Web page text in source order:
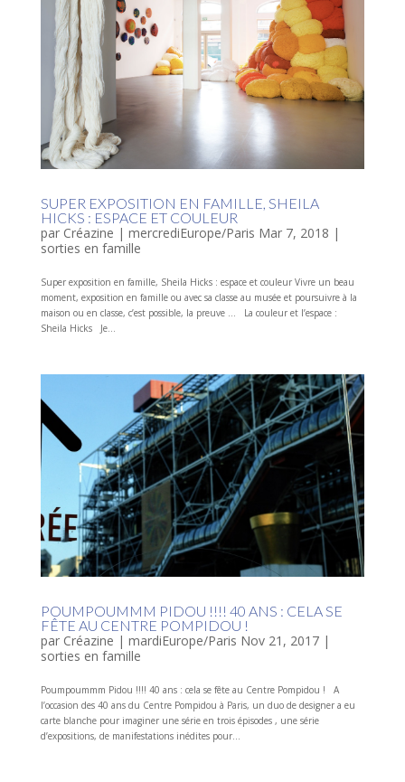
SUPER EXPOSITION EN FAMILLE, SHEILA
HICKS : ESPACE ET COULEUR
par Créazine | mercrediEurope/Paris Mar 7, 2018 |
sorties en famille
Super exposition en famille, Sheila Hicks : espace et couleur Vivre un beau
moment, exposition en famille ou avec sa classe au musée et poursuivre à la
maison ou en classe, c’est possible, la preuve … La couleur et l’espace :
Sheila Hicks Je...
POUMPOUMMM PIDOU !!!! 40 ANS : CELA SE
FÊTE AU CENTRE POMPIDOU !
par Créazine | mardiEurope/Paris Nov 21, 2017|
sorties en famille
Poumpoummm Pidou !!!! 40 ans : cela se fête au Centre Pompidou ! A
l’occasion des 40 ans du Centre Pompidou à Paris, un duo de designer a eu
carte blanche pour imaginer une série en trois épisodes , une série
d’expositions, de manifestations inédites pour...